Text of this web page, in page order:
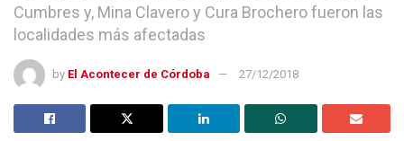
Cumbres y, Mina Clavero y Cura Brochero fueron las
localidades más afectadas
by El Acontecer de Córdoba 27/12/2018